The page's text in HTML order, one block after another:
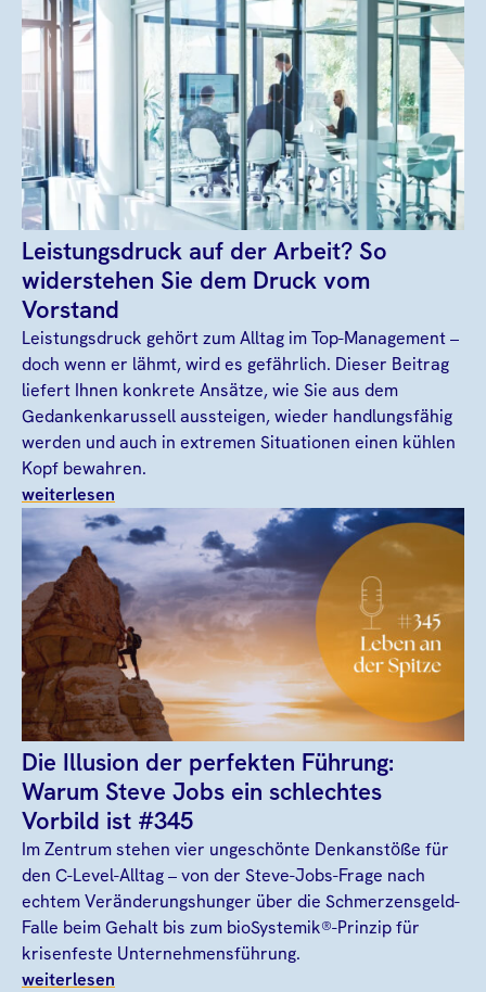
Leistungsdruck auf der Arbeit? So
widerstehen Sie dem Druck vom
Vorstand
Leistungsdruck gehört zum Alltag im Top-Management –
doch wenn er lähmt, wird es gefährlich. Dieser Beitrag
liefert Ihnen konkrete Ansätze, wie Sie aus dem
Gedankenkarussell aussteigen, wieder handlungsfähig
werden und auch in extremen Situationen einen kühlen
Kopf bewahren.
weiterlesen
Die Illusion der perfekten Führung:
Warum Steve Jobs ein schlechtes
Vorbild ist #345
Im Zentrum stehen vier ungeschönte Denkanstöße für
den C-Level-Alltag – von der Steve-Jobs-Frage nach
echtem Veränderungshunger über die Schmerzensgeld-
Falle beim Gehalt bis zum bioSystemik®-Prinzip für
krisenfeste Unternehmensführung.
weiterlesen